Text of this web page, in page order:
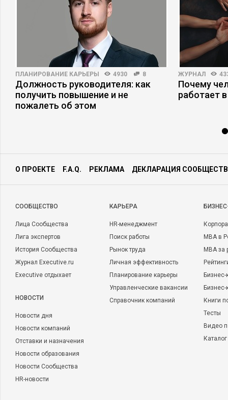
ПЛАНИРОВАНИЕ КАРЬЕРЫ 4930 8
Должность руководителя: как
получить повышение и не
пожалеть об этом
ЖУРНАЛ
Почему
работает
О ПРОЕКТЕ F.A.Q. РЕКЛАМА ДЕКЛАРАЦИЯ
CООБЩЕСТВО
Лица Сообщества
Лига экспертов
История Сообщества
Журнал Executive.ru
Executive отдыхает
НОВОСТИ
Новости дня
Новости компаний
Отставки и назначения
Новости образования
Новости Сообщества
HR-новости
КАРЬЕРА
HR-менеджмент
Поиск работы
Рынок труда
Личная эффективность
Планирование карьеры
Управленческие вакансии
Справочник компаний
MBA в
MBA
Бизнес-
Книги
Тесты
Видео